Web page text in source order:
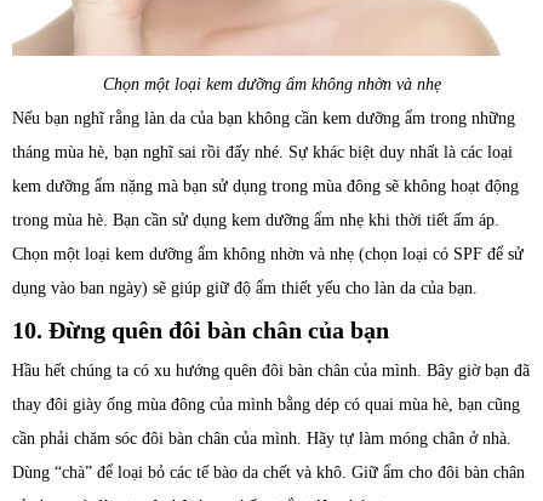
Chọn một loại kem dưỡng ẩm không nhờn và nhẹ
Nếu bạn nghĩ rằng làn da của bạn không cần kem dưỡng ẩm trong những
tháng mùa hè, bạn nghĩ sai rồi đấy nhé. Sự khác biệt duy nhất là các loại
kem dưỡng ẩm nặng mà bạn sử dụng trong mùa đông sẽ không hoạt động
trong mùa hè. Bạn cần sử dụng kem dưỡng ẩm nhẹ khi thời tiết ấm áp.
Chọn một loại kem dưỡng ẩm không nhờn và nhẹ (chọn loại có SPF để sử
dụng vào ban ngày) sẽ giúp giữ độ ẩm thiết yếu cho làn da của bạn.
10. Đừng quên đôi bàn chân của bạn
Hầu hết chúng ta có xu hướng quên đôi bàn chân của mình. Bây giờ bạn đã
thay đôi giày ống mùa đông của mình bằng dép có quai mùa hè, bạn cũng
cần phải chăm sóc đôi bàn chân của mình. Hãy tự làm móng chân ở nhà.
Dùng “chà” để loại bỏ các tế bào da chết và khô. Giữ ẩm cho đôi bàn chân